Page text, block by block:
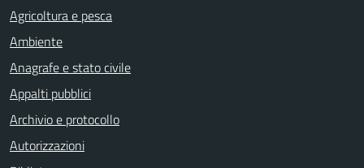
Agricoltura e pesca
Ambiente
Anagrafe e stato civile
Appalti pubblici
Archivio e protocollo
Autorizzazioni